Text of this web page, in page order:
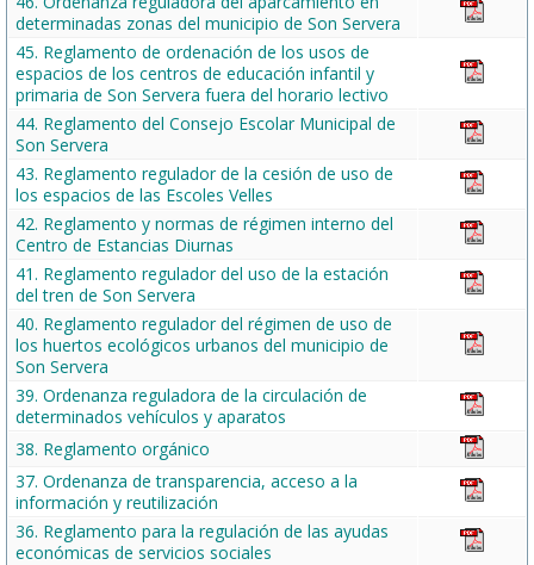
determinadas zonas del municipio de Son Servera
45. Reglamento de ordenación de los usos de
espacios de los centros de educación infantil y
primaria de Son Servera fuera del horario lectivo
44. Reglamento del Consejo Escolar Municipal de
Son Servera
43. Reglamento regulador de la cesión de uso de
los espacios de las Escoles Velles
42. Reglamento y normas de régimen interno del
Centro de Estancias Diurnas
41. Reglamento regulador del uso de la estación
del tren de Son Servera
40. Reglamento regulador del régimen de uso de
los huertos ecológicos urbanos del municipio de
Son Servera
39. Ordenanza reguladora de la circulación de
determinados vehículos y aparatos
38. Reglamento orgánico
37. Ordenanza de transparencia, acceso a la
información y reutilización
36. Reglamento para la regulación de las ayudas
económicas de servicios sociales